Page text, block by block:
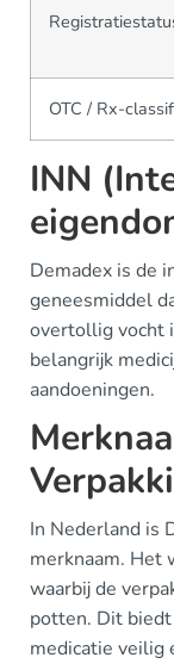
OTC / Rx-
INN
Demadex is de
geneesmiddel
overtollig vocht
belangrijk
aandoeningen.
In Nederland is
merknaam. Het
waarbij de
potten. Dit
medicatie veilig